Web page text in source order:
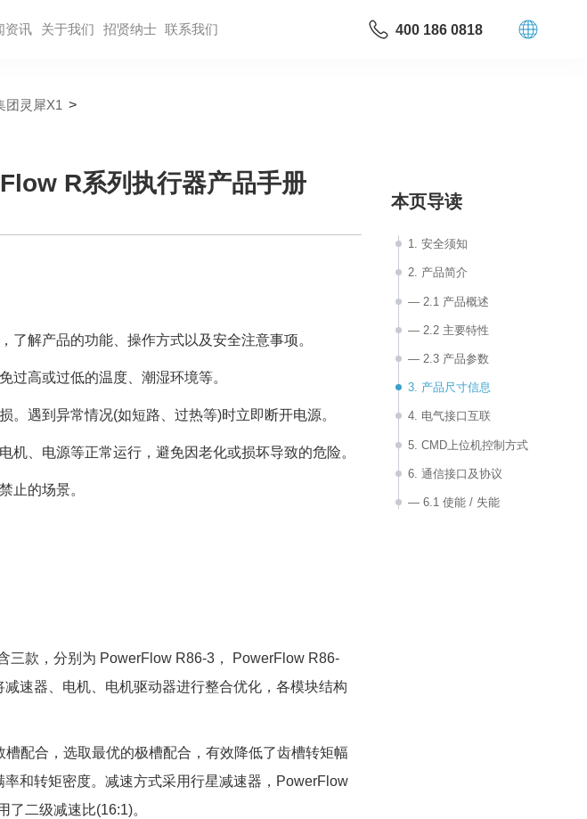
资讯 关于我们 招贤纳⼠ 联系我们 400 186 0818
团灵犀X1 >
R系列执行器产品手册
了解产品的功能、操作方式以及安全注意事项。
过高或过低的温度、潮湿环境等。
。遇到异常情况(如短路、过热等)时立即断开电源。
机、电源等正常运行，避免因老化或损坏导致的危险。
止的场景。
三款，分别为 PowerFlow R86-3， PowerFlow R86-
速器、电机、电机驱动器进行整合优化，各模块结构
配合，选取最优的极槽配合，有效降低了齿槽转矩幅
和转矩密度。减速方式采用行星减速器，PowerFlow
二级减速比(16:1)。
本页导读
1. 安全须知
2. 产品简介
— 2.1 产品概述
— 2.2 主要特性
— 2.3 产品参数
3. 产品尺寸信息
4. 电气接口互联
5. CMD上位机控制方式
6. 通信接口及协议
— 6.1 使能 / 失能